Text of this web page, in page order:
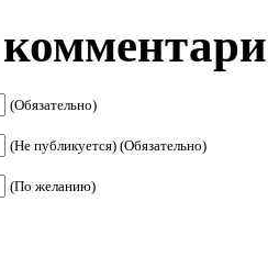
(Обязательно)
(Не публикуется) (Обязательно)
(По желанию)